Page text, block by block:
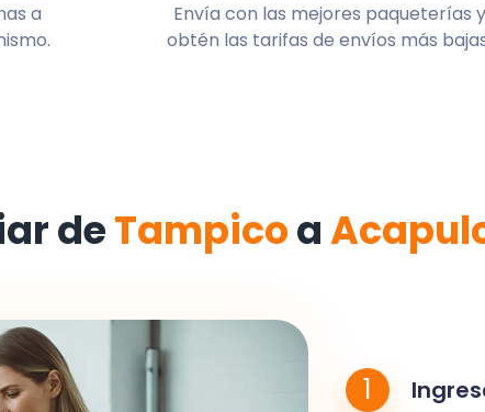
a
Envía con las mejores paqueterías y
obtén las tarifas de envíos más
deTampicoa
1